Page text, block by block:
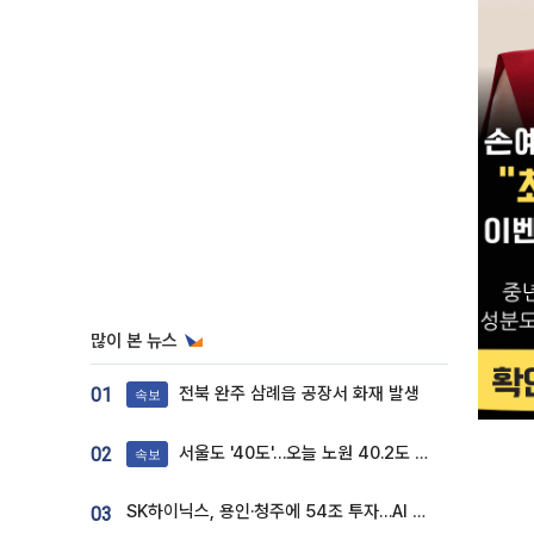
많이 본 뉴스
01 속보 전북 완주 삼례읍 공장서 화재 발생
02 속보 서울도 '40도'…오늘 노원 40.2도 기록
03 SK하이닉스, 용인·청주에 54조 투자…AI 메모리 생산기지 키운다